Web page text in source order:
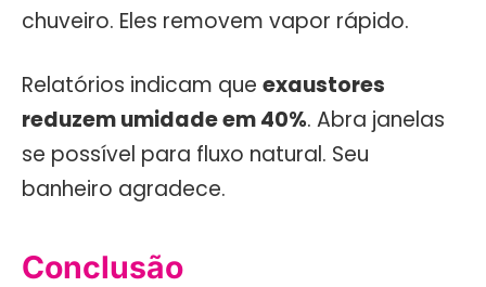
chuveiro. Eles removem vapor rápido.
Relatórios indicam que exaustores
reduzem umidade em 40%. Abra janelas
se possível para fluxo natural. Seu
banheiro agradece.
Conclusão